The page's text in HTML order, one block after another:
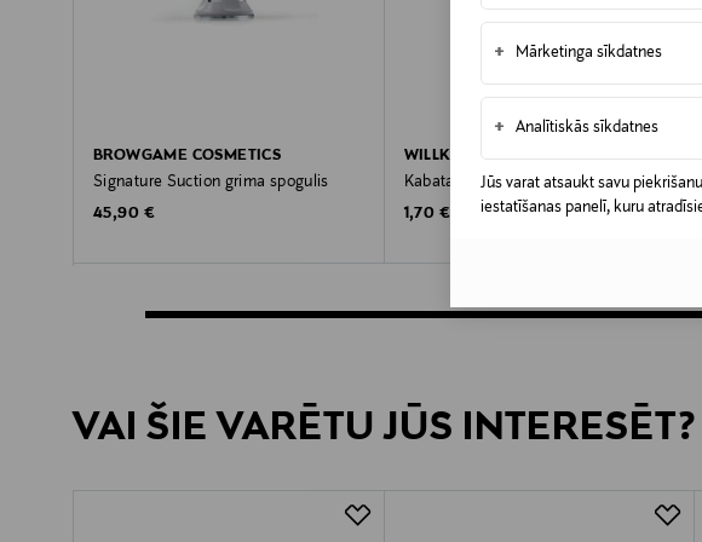
+ Mārketinga sīkdatnes
+ Analītiskās sīkdatnes
Jūs varat atsaukt savu
iestatīšanas panelī, kuru
BROWGAME COSMETICS
Signature Suction grima spogulis
Original Price
45,90 €
WILLKEM
Kabatas spogulis
Original Price
1,70 €
VAI ŠIE VARĒTU JŪS INTERESĒT?